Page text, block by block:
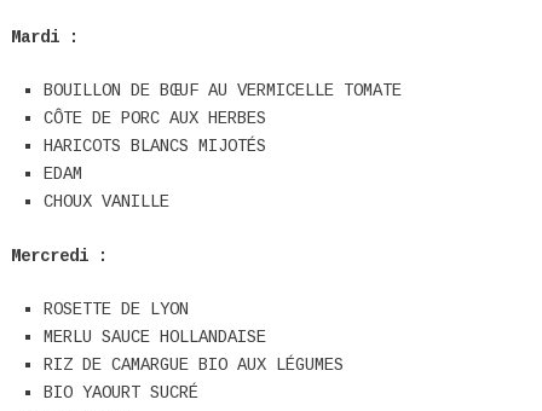
Mardi :
BOUILLON DE BŒUF AU VERMICELLE TOMATE
CÔTE DE PORC AUX HERBES
HARICOTS BLANCS MIJOTÉS
EDAM
CHOUX VANILLE
Mercredi :
ROSETTE DE LYON
MERLU SAUCE HOLLANDAISE
RIZ DE CAMARGUE BIO AUX LÉGUMES
BIO YAOURT SUCRÉ